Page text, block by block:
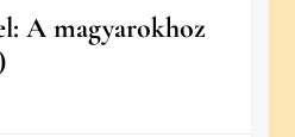
A magyarokhoz